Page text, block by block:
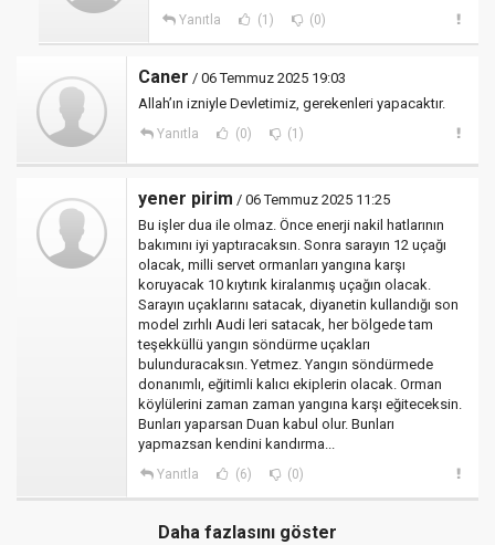
Yanıtla (1) (0)
Caner / 06 Temmuz 2025 19:03
Allah’ın izniyle Devletimiz, gerekenleri yapacaktır.
Yanıtla (0) (1)
yener pirim / 06 Temmuz 2025 11:25
Bu işler dua ile olmaz. Önce enerji nakil hatlarının
bakımını iyi yaptıracaksın. Sonra sarayın 12 uçağı
olacak, milli servet ormanları yangına karşı
koruyacak 10 kıytırık kiralanmış uçağın olacak.
Sarayın uçaklarını satacak, diyanetin kullandığı son
model zırhlı Audi leri satacak, her bölgede tam
teşekküllü yangın söndürme uçakları
bulunduracaksın. Yetmez. Yangın söndürmede
donanımlı, eğitimli kalıcı ekiplerin olacak. Orman
köylülerini zaman zaman yangına karşı eğiteceksin.
Bunları yaparsan Duan kabul olur. Bunları
yapmazsan kendini kandırma...
Yanıtla (6) (0)
Daha fazlasını göster